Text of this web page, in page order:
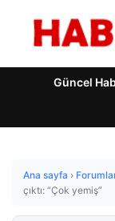
Güncel
Ana sayfa ›
çıktı: “Çok yemiş”